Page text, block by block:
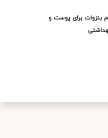
برای پوست و